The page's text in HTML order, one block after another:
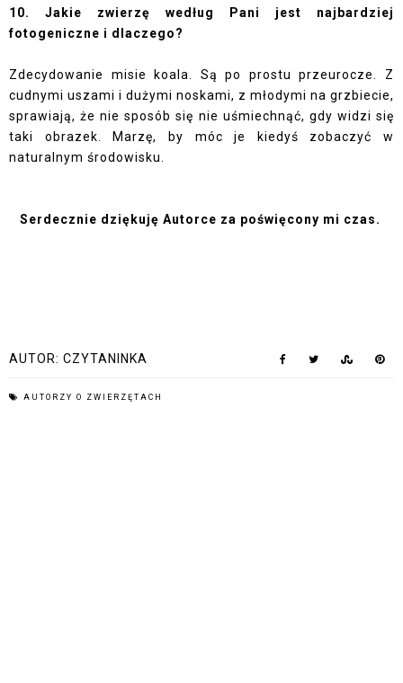
10. Jakie zwierzę według Pani jest najbardziej
fotogeniczne i dlaczego?
Zdecydowanie misie koala. Są po prostu przeurocze. Z
cudnymi uszami i dużymi noskami, z młodymi na grzbiecie,
sprawiają, że nie sposób się nie uśmiechnąć, gdy widzi się
taki obrazek. Marzę, by móc je kiedyś zobaczyć w
naturalnym środowisku.
Serdecznie dziękuję Autorce za poświęcony mi czas.
AUTOR: CZYTANINKA
AUTORZY O ZWIERZĘTACH